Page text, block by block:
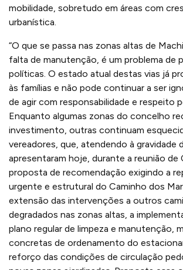
mobilidade, sobretudo em áreas com
urbanística.
“O que se passa nas zonas altas de
falta de manutenção, é um problema de
políticas. O estado atual destas vias já
às famílias e não pode continuar a ser
de agir com responsabilidade e respeito
Enquanto algumas zonas do concelho
investimento, outras continuam
vereadores, que, atendendo à gravidade
apresentaram hoje, durante a reunião de
proposta de recomendação exigindo a
urgente e estrutural do Caminho dos
extensão das intervenções a outros
degradados nas zonas altas, a
plano regular de limpeza e manutenção,
concretas de ordenamento do
reforço das condições de circulação